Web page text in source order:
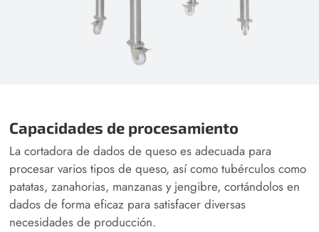
Capacidades de procesamiento
La cortadora de dados de queso es adecuada para
procesar varios tipos de queso, así como tubérculos como
patatas, zanahorias, manzanas y jengibre, cortándolos en
dados de forma eficaz para satisfacer diversas
necesidades de producción.